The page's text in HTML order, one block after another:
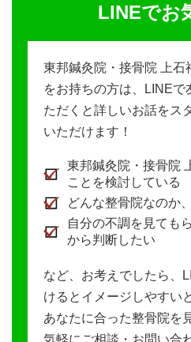
LINEでお
東邦鍼灸院・接骨院 上石
をお持ちの方は、LINEで
ただくと詳しいお話をス
いただけます！
東邦鍼灸院・接骨院
ことを検討している
どんな整骨院なのか
自分の不調を見ても
から判断したい
など、お考えでしたら、
けるとイメージしやすい
あなたに合った整骨院を